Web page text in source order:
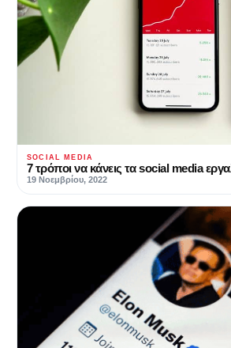
SOCIAL MEDIA
7 τρόποι να κάνεις τα social media
19 Νοεμβρίου, 2022